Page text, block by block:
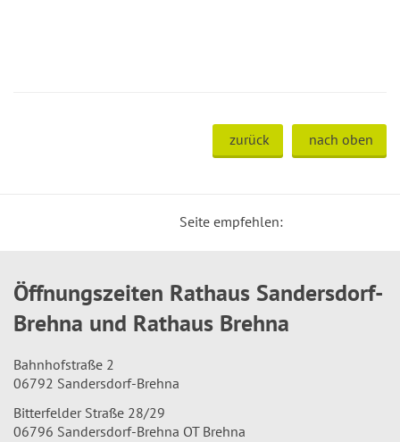
zurück nach oben
Seite empfehlen:
Öffnungszeiten Rathaus Sandersdorf-
Brehna und Rathaus Brehna
Bahnhofstraße 2
06792 Sandersdorf-Brehna
Bitterfelder Straße 28/29
06796 Sandersdorf-Brehna OT Brehna